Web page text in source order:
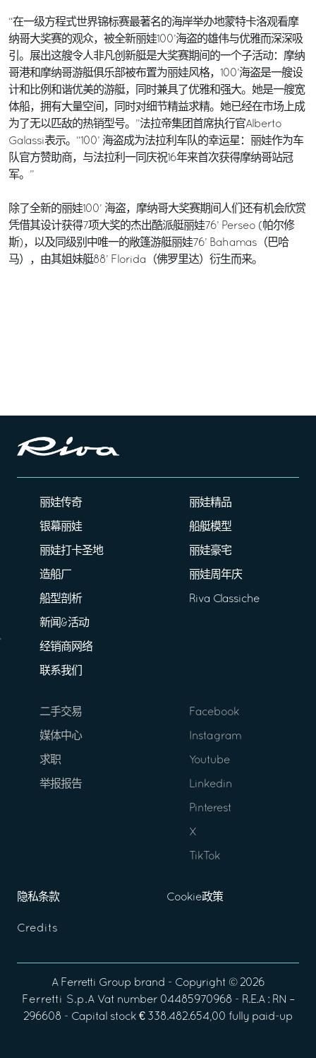
“在一级方程式世界锦标赛最著名的海岸举办地蒙特卡洛观看摩
纳哥大奖赛的观众，被全新丽娃100’海盗的雄伟与优雅而深深吸
引。展出这艘令人非凡创新艇是大奖赛期间的一个子活动：摩纳
哥港和摩纳哥游艇俱乐部被布置为丽娃风格，100’海盗是一艘设
计和比例和谐优美的游艇，同时兼具了优雅和强大。她是一艘宽
体船，拥有大量空间，同时对细节精益求精。她已经在市场上成
为了无以匹敌的热销型号。”法拉帝集团首席执行官Alberto
Galassi表示。“100’ 海盗成为法拉利车队的幸运星：丽娃作为车
队官方赞助商，与法拉利一同庆祝16年来首次获得摩纳哥站冠
军。”
除了全新的丽娃100’ 海盗，摩纳哥大奖赛期间人们还有机会欣赏
凭借其设计获得7项大奖的杰出酷派艇丽娃76’ Perseo (帕尔修
斯)，以及同级别中唯一的敞篷游艇丽娃76’ Bahamas（巴哈
马），由其姐妹艇88’ Florida（佛罗里达）衍生而来。
丽娃传奇
银幕丽娃
丽娃打卡圣地
造船厂
船型剖析
新闻&活动
经销商网络
联系我们
丽娃精品
船艇模型
丽娃豪宅
丽娃周年庆
Riva Classiche
二手交易
媒体中心
求职
举报报告
Facebook
Instagram
Youtube
Linkedin
Pinterest
X
TikTok
隐私条款 Cookie政策
Credits
A Ferretti Group brand - Copyright © 2026
Ferretti S.p.A Vat number 04485970968 - R.E.A : RN –
296608 - Capital stock € 338.482.654,00 fully paid-up